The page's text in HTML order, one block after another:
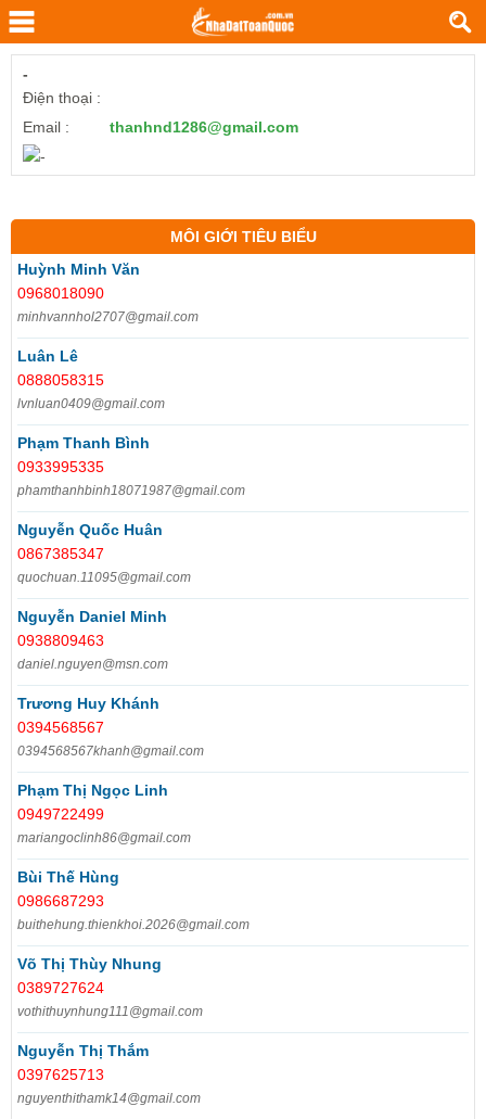
-
Điện thoại :
Email :
thanhnd1286@gmail.com
MÔI GIỚI TIÊU BIỂU
Huỳnh Minh Văn
0968018090
minhvannhol2707@gmail.com
Luân Lê
0888058315
lvnluan0409@gmail.com
Phạm Thanh Bình
0933995335
phamthanhbinh18071987@gmail.com
Nguyễn Quốc Huân
0867385347
quochuan.11095@gmail.com
Nguyễn Daniel Minh
0938809463
daniel.nguyen@msn.com
Trương Huy Khánh
0394568567
0394568567khanh@gmail.com
Phạm Thị Ngọc Linh
0949722499
mariangoclinh86@gmail.com
Bùi Thế Hùng
0986687293
buithehung.thienkhoi.2026@gmail.com
Võ Thị Thùy Nhung
0389727624
vothithuynhung111@gmail.com
Nguyễn Thị Thắm
0397625713
nguyenthithamk14@gmail.com